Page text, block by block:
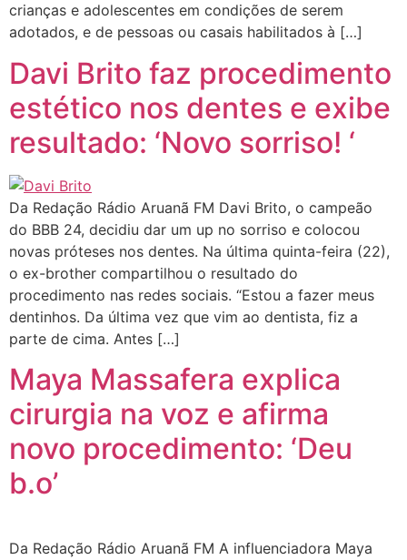
crianças e adolescentes em condições de serem
adotados, e de pessoas ou casais habilitados à […]
Davi Brito faz procedimento
estético nos dentes e exibe
resultado: ‘Novo sorriso! ‘
Da Redação Rádio Aruanã FM Davi Brito, o campeão
do BBB 24, decidiu dar um up no sorriso e colocou
novas próteses nos dentes. Na última quinta-feira (22),
o ex-brother compartilhou o resultado do
procedimento nas redes sociais. “Estou a fazer meus
dentinhos. Da última vez que vim ao dentista, fiz a
parte de cima. Antes […]
Maya Massafera explica
cirurgia na voz e afirma
novo procedimento: ‘Deu
b.o’
Da Redação Rádio Aruanã FM A influenciadora Maya